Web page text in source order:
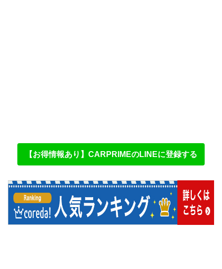
【お得情報あり】CARPRIMEのLINEに登録する